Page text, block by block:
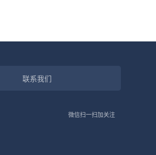
联系我们
微信扫一扫加关注